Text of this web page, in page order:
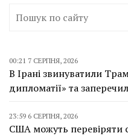
00:21 7 СЕРПНЯ, 2026
В Ірані звинуватили
дипломатії» та
23:59 6 СЕРПНЯ, 2026
США можуть перевіряти